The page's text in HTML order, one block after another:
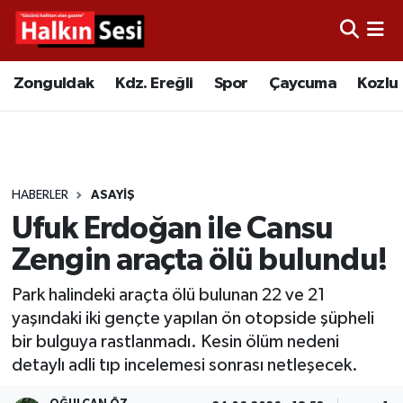
Zonguldak Kdz. Ereğli Spor Çaycuma Kozlu
HABERLER ASAYIŞ
Ufuk Erdoğan ile Cansu
Zengin araçta ölü bulundu!
Park halindeki araçta ölü bulunan 22 ve 21
yaşındaki iki gençte yapılan ön otopside şüpheli
bir bulguya rastlanmadı. Kesin ölüm nedeni
detaylı adli tıp incelemesi sonrası netleşecek.
Video
Çaycuma
Alaplı
Asayiş
Bartın
Merkez Hava Durumu
Süper Lig Puan Durumu ve Fikstür
Tüm Manşetler
Son Dakika Haberleri
Haber Arşivi